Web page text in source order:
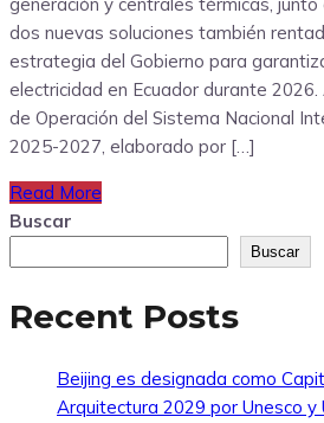
dos nuevas soluciones también
estrategia del Gobierno para
electricidad en Ecuador durante
de Operación del Sistema Nacional
2025-2027, elaborado por […]
Read More
Buscar
Buscar
Recent Posts
Beijing es designada como
Arquitectura 2029 por Unesco y